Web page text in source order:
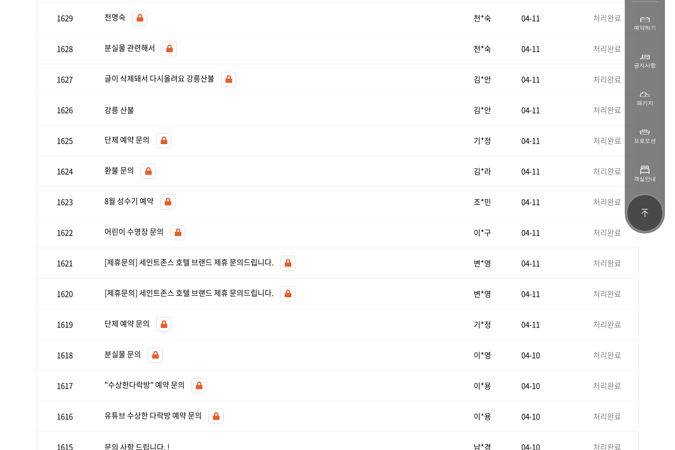
1629 천명숙 천*숙 04-11 처리완료
1628 분실물 관련해서 천*숙 04-11 처리완료
1627 글이 삭제돼서 다시올려요 강릉산불 김*안 04-11 처리완료
1626 강릉 산불 김*안 04-11 처리완료
1625 단체 예약 문의 기*정 04-11 처리완료
1624 환불 문의 김*라 04-11 처리완료
1623 8월 성수기 예약 조*민 04-11 처리완료
1622 어린이 수영장 문의 이*구 04-11 처리완료
1621 [제휴문의] 세인트존스 호텔 브랜드 제휴 문의드립니다. 변*영 04-11 처리완료
1620 [제휴문의] 세인트존스 호텔 브랜드 제휴 문의드립니다. 변*영 04-11 처리완료
1619 단체 예약 문의 기*정 04-11 처리완료
1618 분실물 문의 이*영 04-10 처리완료
1617 "수상한다락방" 예약 문의 이*용 04-10 처리완료
1616 유튜브 수상한 다락방 예약 문의 이*용 04-10 처리완료
1615 문의 사항 드립니다. ! 남*경 04-10 처리완료
예약하기
공지사항
패키지
프로모션
객실안내